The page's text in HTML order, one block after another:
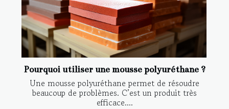
Pourquoi utiliser une mousse polyuréthane ?
Une mousse polyuréthane permet de résoudre
beaucoup de problèmes. C’est un produit très
efficace....